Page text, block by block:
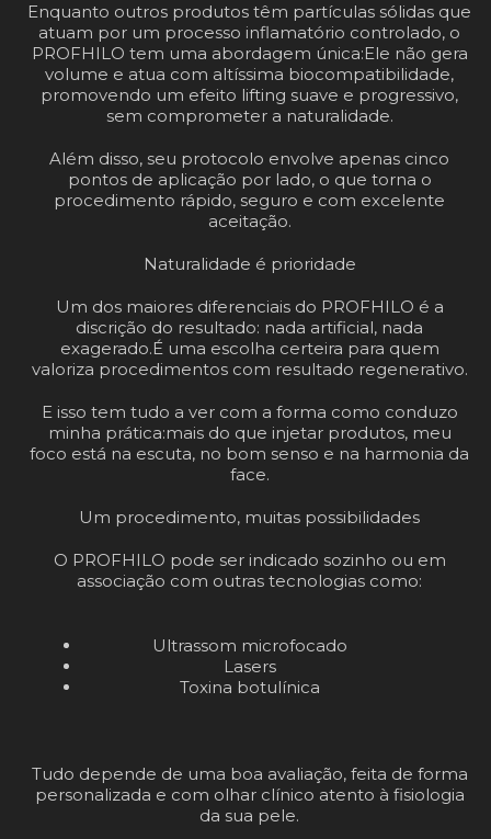
Enquanto outros produtos têm partículas sólidas que
atuam por um processo inflamatório controlado, o
PROFHILO tem uma abordagem única:Ele não gera
volume e atua com altíssima biocompatibilidade,
promovendo um efeito lifting suave e progressivo,
sem comprometer a naturalidade.
Além disso, seu protocolo envolve apenas cinco
pontos de aplicação por lado, o que torna o
procedimento rápido, seguro e com excelente
aceitação.
Naturalidade é prioridade
Um dos maiores diferenciais do PROFHILO é a
discrição do resultado: nada artificial, nada
exagerado.É uma escolha certeira para quem
valoriza procedimentos com resultado regenerativo.
E isso tem tudo a ver com a forma como conduzo
minha prática:mais do que injetar produtos, meu
foco está na escuta, no bom senso e na harmonia da
face.
Um procedimento, muitas possibilidades
O PROFHILO pode ser indicado sozinho ou em
associação com outras tecnologias como:
Ultrassom microfocado
Lasers
Toxina botulínica
Tudo depende de uma boa avaliação, feita de forma
personalizada e com olhar clínico atento à fisiologia
da sua pele.